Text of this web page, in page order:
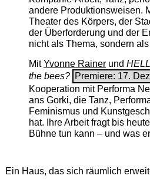
andere Produktionsweisen.
Theater des Körpers, der
der Überforderung und der
nicht als Thema, sondern
MitYvonne Rainerund
the bees? Premiere: 17.
Kooperation mit Performa
ans Gorki, die Tanz,
Feminismus und
hat. Ihre Arbeit fragt bis
Bühne tun kann – und was
Ein Haus, das sich räumlich